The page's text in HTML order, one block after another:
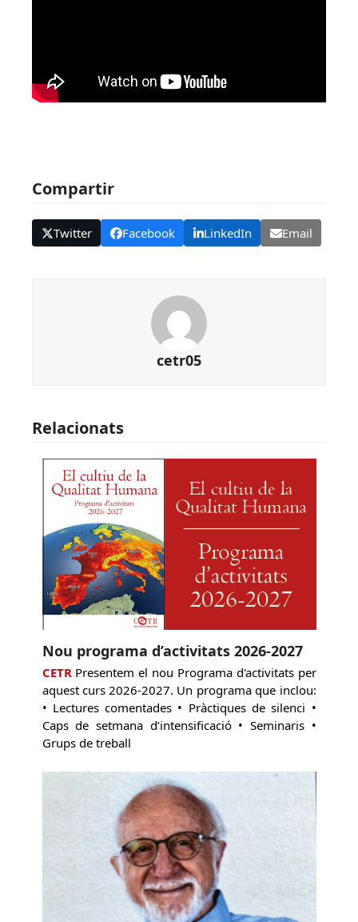
Compartir
Twitter Facebook LinkedIn Email
cetr05
Relacionats
Nou programa d’activitats 2026-2027
CETR Presentem el nou Programa d'activitats per
aquest curs 2026-2027. Un programa que inclou:
• Lectures comentades • Pràctiques de silenci •
Caps de setmana d’intensificació • Seminaris •
Grups de treball